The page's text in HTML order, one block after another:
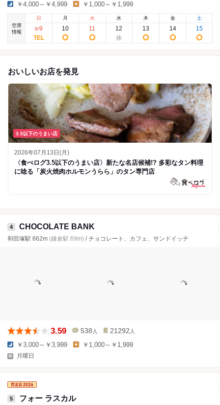
￥4,000～￥4,999 ￥1,000～￥1,999
空席
情報
日
8/9
月
10
火
11
水
12
木
13
金
14
土
15
おいしいお店を発見
3.5以下のうまい店
2026年07月13日(月)
〈食べログ3.5以下のうまい店〉新たな名店候補!? 多彩なタン料理
に唸る「炭火焼肉ホルモンうらら」のタン専門店
4 CHOCOLATE BANK
和田塚駅 662m (鎌倉駅 69m) / チョコレート、カフェ、サンドイッチ
3.59 538 人 21292 人
￥3,000～￥3,999 ￥1,000～￥1,999
月曜日
5 フォー ラスカル